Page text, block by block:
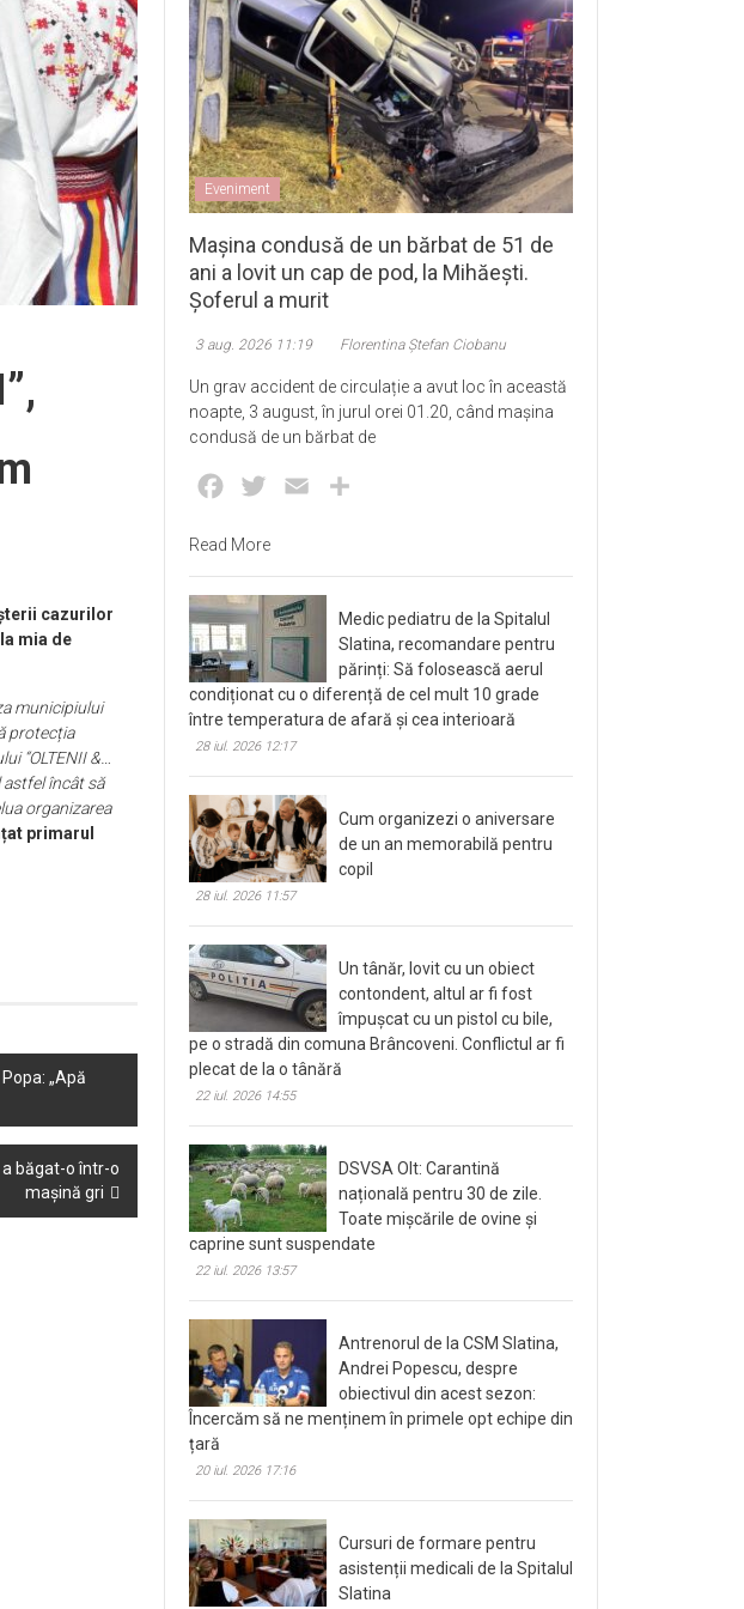
cazurilor
mia de
municipiului
protecția
“OLTENII &…
astfel încât să
organizarea
primarul
„Apă
băgat-o într-o
mașină gri
Eveniment
Mașina condusă de un bărbat de 51 de
ani a lovit un cap de pod, la Mihăești.
Șoferul a murit
3 aug. 2026 11:19 Florentina Ștefan Ciobanu
Un grav accident de circulație a avut loc în această
noapte, 3 august, în jurul orei 01.20, când mașina
condusă de un bărbat de
Facebook
Twitter Email
Read More
Medic pediatru de la Spitalul
Slatina, recomandare pentru
părinți: Să folosească aerul
condiționat cu o diferență de cel mult 10 grade
între temperatura de afară și cea interioară
28 iul. 2026 12:17
Cum organizezi o aniversare
de un an memorabilă pentru
copil
28 iul. 2026 11:57
Un tânăr, lovit cu un obiect
contondent, altul ar fi fost
împușcat cu un pistol cu bile,
pe o stradă din comuna Brâncoveni. Conflictul ar fi
plecat de la o tânără
22 iul. 2026 14:55
DSVSA Olt: Carantină
națională pentru 30 de zile.
Toate mișcările de ovine și
caprine sunt suspendate
22 iul. 2026 13:57
Antrenorul de la CSM Slatina,
Andrei Popescu, despre
obiectivul din acest sezon:
Încercăm să ne menținem în primele opt echipe din
țară
20 iul. 2026 17:16
Cursuri de formare pentru
asistenții medicali de la Spitalul
Slatina